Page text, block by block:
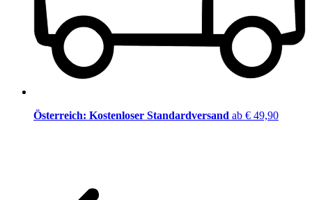
Österreich: Kostenloser Standardversand ab € 49,90